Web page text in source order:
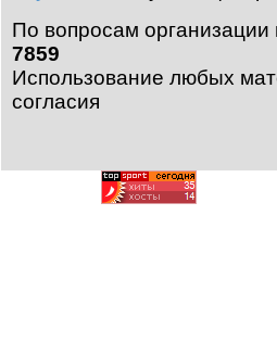
По вопросам организации
7859
Использование любых
согласия